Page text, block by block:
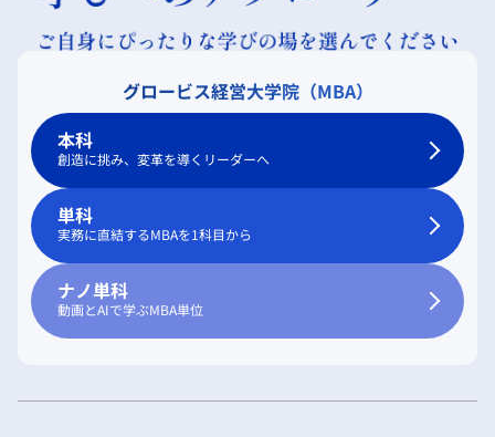
グロービス経営大学院（MBA）
本科
創造に挑み、変革を導くリーダーへ
単科
実務に直結するMBAを1科目から
ナノ単科
動画とAIで学ぶMBA単位